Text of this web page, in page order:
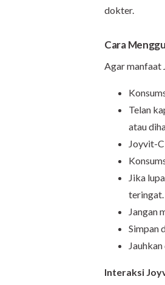
dokter.
Cara
Agar manfaat
Telan
atau
Joyvit-
Jika
teringat.
Jangan
Simpan
Interaksi